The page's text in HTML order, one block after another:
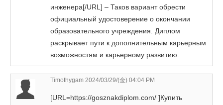
инженера[/URL] – Таков вариант обрести
официальный удостоверение о окончании
образовательного учреждения. Диплом
раскрывает пути к дополнительным карьерным
возможностям и карьерному развитию.
Timothygam 2024/03/29/(金) 04:04 PM
[URL=https://gosznakdiplom.com/ ]Купить